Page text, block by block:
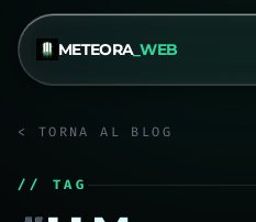
METEORA_WEB
< TORNA AL BLOG
// TAG